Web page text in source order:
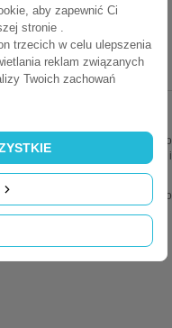
marek.
i sprawdzone. Dodatkowo
w sprawach instalacji i
potrzeb. Zapraszamy do
aby zapewnić Ci
stronie .
trzecich w celu ulepszenia
reklam związanych
Twoich zachowań